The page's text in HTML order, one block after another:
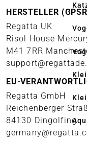
HERSTELLER
Regatta UK
Risol House
M41 7RR
EU-
Regatta GmbH
Reichenberger
84130 Dingolfing